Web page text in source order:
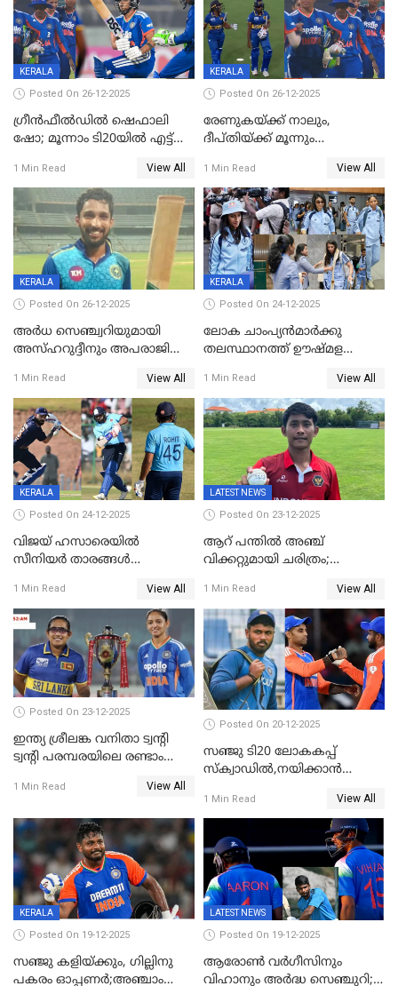
KERALA
Posted On 26-12-2025
ഗ്രീന്‍ഫീല്‍ഡില്‍ ഷെഫാലി
ഷോ; മൂന്നാം ടി20യിൽ എട്ട്
വനിതകള്‍ക്കെതിരായ ടി20
പരമ്പര ഇന്ത്യക്ക്
1 Min Read View All
KERALA
Posted On 26-12-2025
രേണുകയ്ക്ക് നാലും,
ദീപ്തിയ്ക്ക് മൂന്നും
ടി20യിലും ശ്രീലങ്കയ്ക്ക്
ബാറ്റിംഗ് തകര്‍ച്ച; ഇന്ത്യയ്ക്ക്
വിജയലക്ഷ്യം 113 റൺസ്
1 Min Read View All
KERALA
Posted On 26-12-2025
അർധ സെഞ്ച്വറിയുമായി
അസ്ഹറുദ്ദീനും അപരാജിതും
റൺസ് വിജയലക്ഷ്യമുയർത്തി
കേരളം
1 Min Read View All
KERALA
Posted On 24-12-2025
ലോക ചാംപ്യൻമാർക്കു
തലസ്ഥാനത്ത് ഊഷ്മള
മത്സരം ജയിച്ചാൽ ഇന്ത്യയ്ക്കു
പരമ്പര
1 Min Read View All
KERALA
Posted On 24-12-2025
വിജയ് ഹസാരെയിൽ
സീനിയർ താരങ്ങൾ
സച്ചിന്‍റെ റെക്കോഡ് മറികടന്ന്
കോഹ്‌ലി, രോഹിത്
വാർണർക്കൊപ്പം
1 Min Read View All
LATEST NEWS
Posted On 23-12-2025
ആറ് പന്തിൽ അഞ്ച്
വിക്കറ്റുമായി ചരിത്രം;
റെക്കോഡുമായി
ഇന്തോനേഷ്യൻ താരം
1 Min Read View All
Posted On 23-12-2025
ഇന്ത്യ ശ്രീലങ്ക വനിതാ ട്വന്റി
ട്വന്റി പരമ്പരയിലെ രണ്ടാം
1 Min Read View All
Posted On 20-12-2025
സഞ്ജു ടി20 ലോകകപ്പ്
സ്‌ക്വാഡിൽ,നയിക്കാൻ
പ്രഖ്യാപിച്ച് ബി.സി.സി.ഐ
1 Min Read View All
KERALA
Posted On 19-12-2025
സഞ്ജു കളിയ്ക്കും, ഗില്ലിനു
പകരം ഓപ്പണർ;അഞ്ചാം
LATEST NEWS
Posted On 19-12-2025
ആരോൺ വർഗീസിനും
വിഹാനും അർദ്ധ സെഞ്ചുറി;